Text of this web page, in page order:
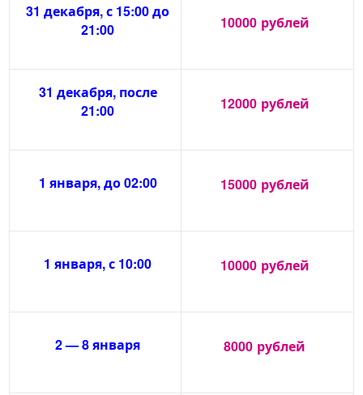
31 декабря, с 15:00 до
21:00
10000 рублей
31 декабря, после
21:00
12000 рублей
1 января, до 02:00 15000 рублей
1 января, с 10:00 10000 рублей
2 — 8 января 8000 рублей